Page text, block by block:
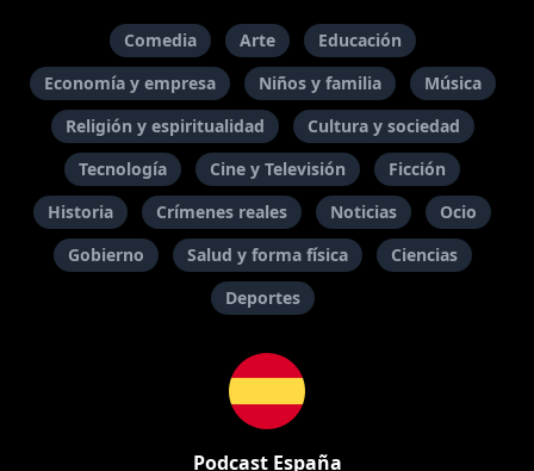
Comedia Arte
Educación
Economía y empresa
Niños y familia
Música
Religión y espiritualidad
Cultura y sociedad
Tecnología
Cine y Televisión
Ficción
Historia
Crímenes reales Noticias
Ocio
Gobierno
Salud y forma física
Ciencias
Deportes
Podcast España